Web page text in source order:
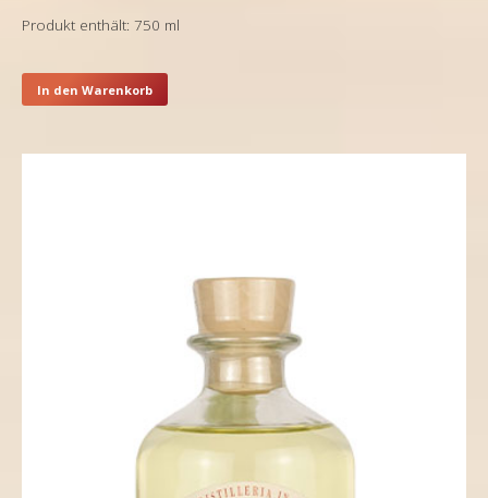
Produkt enthält: 750 ml
In den Warenkorb